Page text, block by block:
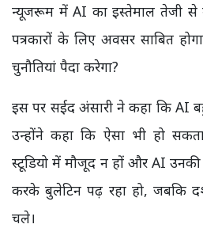
न्यूजरूम में AI का इस्तेमाल तेजी से
पत्रकारों के लिए अवसर साबित
चुनौतियां पैदा करेगा?
इस पर सईद अंसारी ने कहा कि AI
उन्होंने कहा कि ऐसा भी हो
स्टूडियो में मौजूद न हों और AI
करके बुलेटिन पढ़ रहा हो, जबकि
चले।